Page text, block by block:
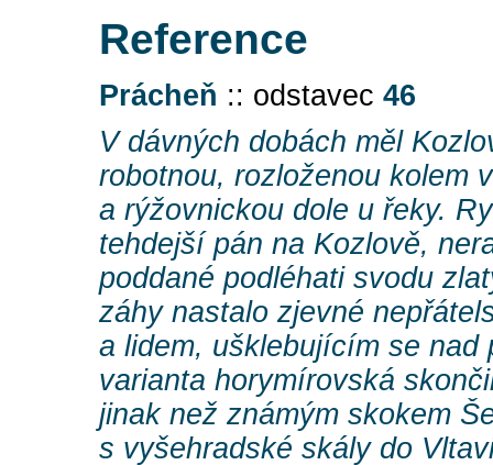
Reference
Prácheň :: odstavec 46
V dávných dobách měl
robotnou, rozloženou kolem
a rýžovnickou dole u řeky.
tehdejší pán na Kozlově,
poddané podléhati svodu
záhy nastalo zjevné
a lidem, ušklebujícím se nad
varianta horymírovská
jinak než známým skokem
s vyšehradské skály do